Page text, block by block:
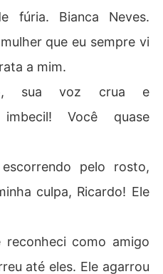
fúria. Bianca Neves.
que eu sempre vi
a mim.
sua voz crua e
imbecil! Você quase
pelo rosto,
culpa, Ricardo! Ele
reconheci como amigo
até eles. Ele agarrou